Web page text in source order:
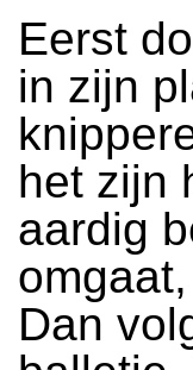
Eerst
in zijn
het zijn
aardig
Dan